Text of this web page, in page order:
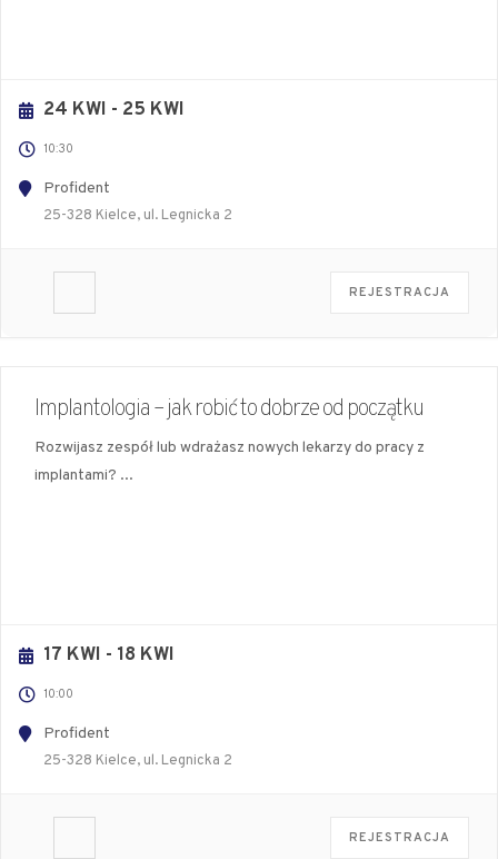
24 KWI - 25 KWI
10:30
Profident
25-328 Kielce, ul. Legnicka 2
REJESTRACJA
Implantologia – jak robić to dobrze od początku
Rozwijasz zespół lub wdrażasz nowych lekarzy do pracy z
implantami? ...
17 KWI - 18 KWI
10:00
Profident
25-328 Kielce, ul. Legnicka 2
REJESTRACJA